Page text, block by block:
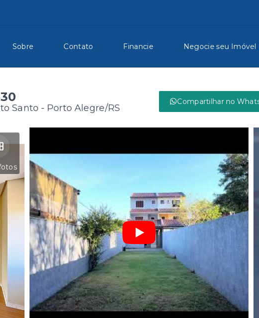
Sobre Contato Financie Negocie seu Imóvel
Santo - Porto Alegre/RS
Compartilhar no